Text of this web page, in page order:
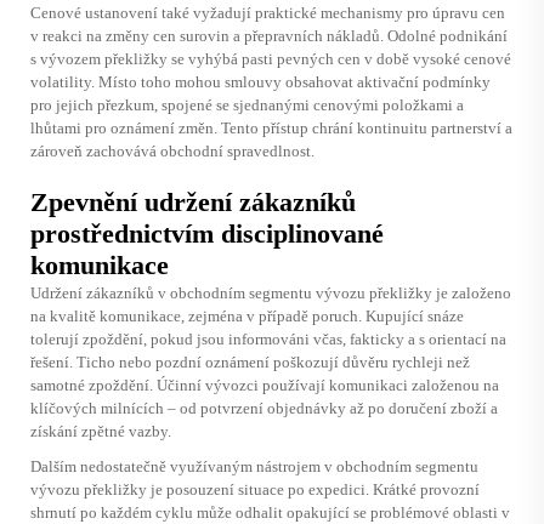
Cenové ustanovení také vyžadují praktické mechanismy pro úpravu cen
v reakci na změny cen surovin a přepravních nákladů. Odolné podnikání
s vývozem překližky se vyhýbá pasti pevných cen v době vysoké cenové
volatility. Místo toho mohou smlouvy obsahovat aktivační podmínky
pro jejich přezkum, spojené se sjednanými cenovými položkami a
lhůtami pro oznámení změn. Tento přístup chrání kontinuitu partnerství a
zároveň zachovává obchodní spravedlnost.
Zpevnění udržení zákazníků
prostřednictvím disciplinované
komunikace
Udržení zákazníků v obchodním segmentu vývozu překližky je založeno
na kvalitě komunikace, zejména v případě poruch. Kupující snáze
tolerují zpoždění, pokud jsou informováni včas, fakticky a s orientací na
řešení. Ticho nebo pozdní oznámení poškozují důvěru rychleji než
samotné zpoždění. Účinní vývozci používají komunikaci založenou na
klíčových milnících – od potvrzení objednávky až po doručení zboží a
získání zpětné vazby.
Dalším nedostatečně využívaným nástrojem v obchodním segmentu
vývozu překližky je posouzení situace po expedici. Krátké provozní
shrnutí po každém cyklu může odhalit opakující se problémové oblasti v